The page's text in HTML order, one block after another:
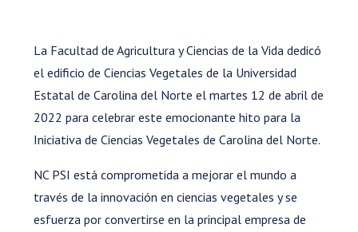
La Facultad de Agricultura y Ciencias de la Vida dedicó
el edificio de Ciencias Vegetales de la Universidad
Estatal de Carolina del Norte el martes 12 de abril de
2022 para celebrar este emocionante hito para la
Iniciativa de Ciencias Vegetales de Carolina del Norte.
NC PSI está comprometida a mejorar el mundo a
través de la innovación en ciencias vegetales y se
esfuerza por convertirse en la principal empresa de